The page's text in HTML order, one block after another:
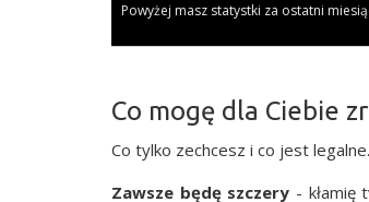
Powy­żej masz sta­tyst­ki za ostat­ni
Co mogę dla Ciebie
Co tyl­ko zechcesz i co jest
Zawsze będę szcze­ry - kła­mię